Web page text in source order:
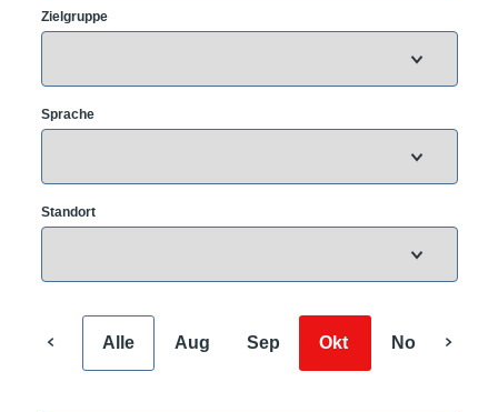
Zielgruppe
Sprache
Standort
Alle Aug Sep Okt Nov